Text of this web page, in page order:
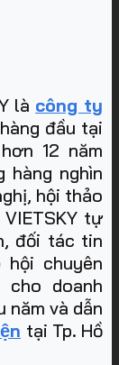
là công ty
đầu tại
12 năm
hàng nghìn
hội thảo
VIETSKY tự
đối tác tin
chuyên
cho doanh
năm và dẫn
tại Tp. Hồ